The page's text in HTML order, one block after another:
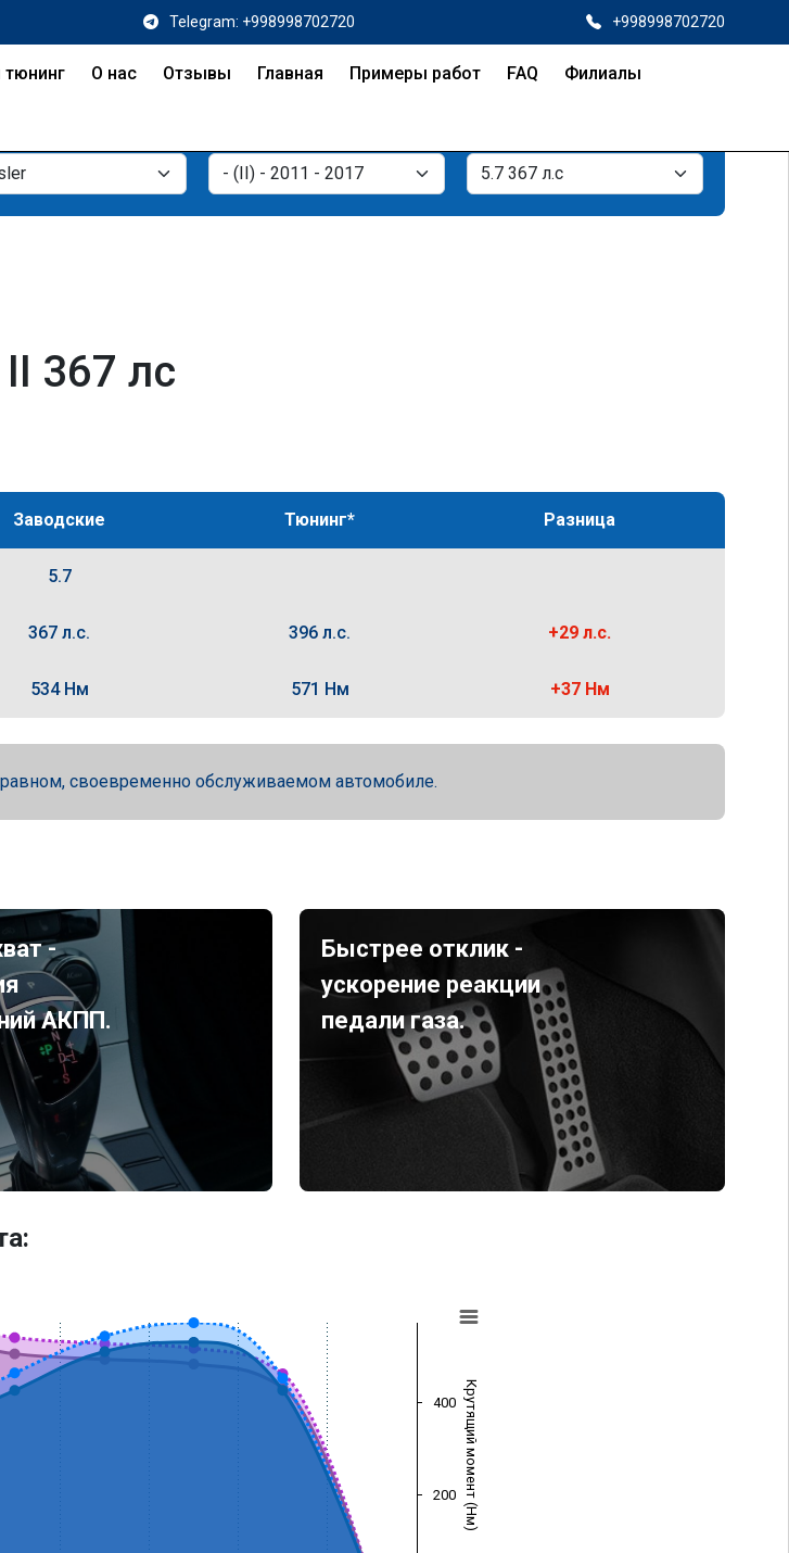
Telegram: +998998702720 +998998702720
тюнинг О нас Отзывы Главная Примеры работ FAQ Филиалы
367 лс
Заводские Тюнинг* Разница
5.7
367 л.с. 396 л.с. +29 л.с.
534 Нм 571 Нм +37 Нм
своевременно обслуживаемом автомобиле.
-
АКПП.
Быстрее отклик -
ускорение реакции
педали газа.
Крутящий момент (Нм)
200
400